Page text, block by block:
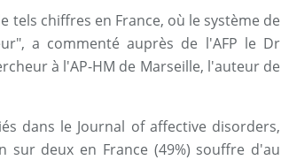
tels chiffres en France, où le système de
a commenté auprès de l'AFP le Dr
à l'AP-HM de Marseille, l'auteur de
dans le Journal of affective disorders,
deux en France (49%) souffre d'au